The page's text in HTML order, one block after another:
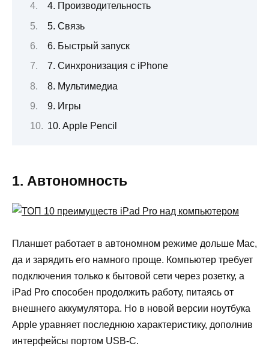
4. Производительность
5. Связь
6. Быстрый запуск
7. Синхронизация с iPhone
8. Мультимедиа
9. Игры
10. Apple Pencil
1. Автономность
Планшет работает в автономном режиме дольше Mac,
да и зарядить его намного проще. Компьютер требует
подключения только к бытовой сети через розетку, а
iPad Pro способен продолжить работу, питаясь от
внешнего аккумулятора. Но в новой версии ноутбука
Apple уравняет последнюю характеристику, дополнив
интерфейсы портом USB-C.